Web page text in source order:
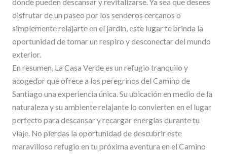
donde pueden descansar y revitalizarse. Ya sea que desees
disfrutar de un paseo por los senderos cercanos o
simplemente relajarte en el jardín, este lugar te brinda la
oportunidad de tomar un respiro y desconectar del mundo
exterior.
En resumen, La Casa Verde es un refugio tranquilo y
acogedor que ofrece a los peregrinos del Camino de
Santiago una experiencia única. Su ubicación en medio de la
naturaleza y su ambiente relajante lo convierten en el lugar
perfecto para descansar y recargar energías durante tu
viaje. No pierdas la oportunidad de descubrir este
maravilloso refugio en tu próxima aventura en el Camino